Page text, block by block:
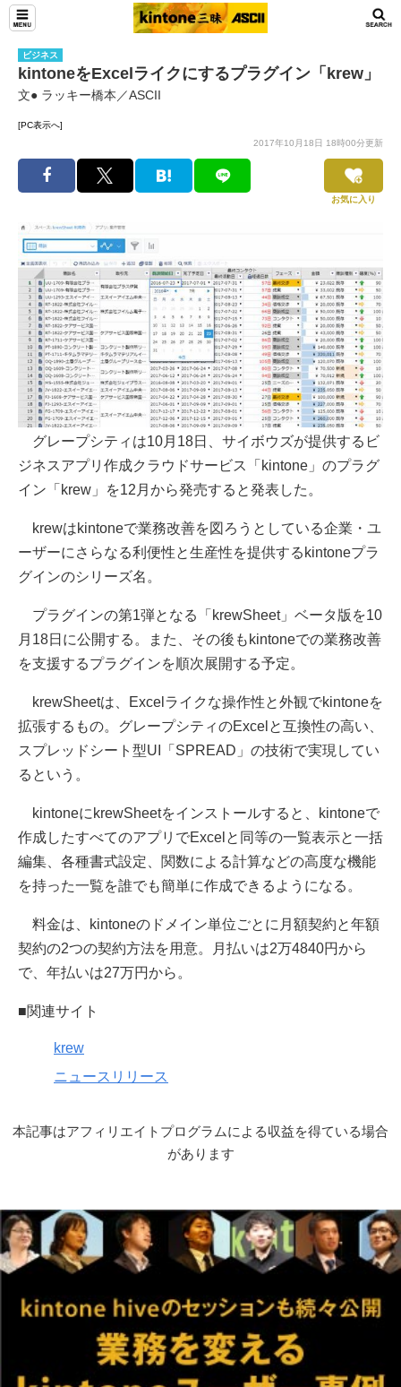
ビジネス
kintoneをExcelライクにするプラグイン「krew」
文● ラッキー橋本／ASCII
[PC表示へ]
2017年10月18日 18時00分更新
お気に入り
グレープシティは10月18日、サイボウズが提供するビ
ジネスアプリ作成クラウドサービス「kintone」のプラグ
イン「krew」を12月から発売すると発表した。
krewはkintoneで業務改善を図ろうとしている企業・ユ
ーザーにさらなる利便性と生産性を提供するkintoneプラ
グインのシリーズ名。
プラグインの第1弾となる「krewSheet」ベータ版を10
月18日に公開する。また、その後もkintoneでの業務改善
を支援するプラグインを順次展開する予定。
krewSheetは、Excelライクな操作性と外観でkintoneを
拡張するもの。グレープシティのExcelと互換性の高い、
スプレッドシート型UI「SPREAD」の技術で実現してい
るという。
kintoneにkrewSheetをインストールすると、kintoneで
作成したすべてのアプリでExcelと同等の一覧表示と一括
編集、各種書式設定、関数による計算などの高度な機能
を持った一覧を誰でも簡単に作成できるようになる。
料金は、kintoneのドメイン単位ごとに月額契約と年額
契約の2つの契約方法を用意。月払いは2万4840円から
で、年払いは27万円から。
■関連サイト
krew
ニュースリリース
本記事はアフィリエイトプログラムによる収益を得ている場合
があります